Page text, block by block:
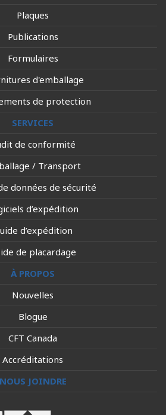
Plaques
Publications
Formulaires
d'emballage
de protection
SERVICES
de conformité
/ Transport
données de sécurité
d’expédition
d’expédition
de placardage
À PROPOS
Nouvelles
Blogue
CFT Canada
Accréditations
NOUS JOINDRE